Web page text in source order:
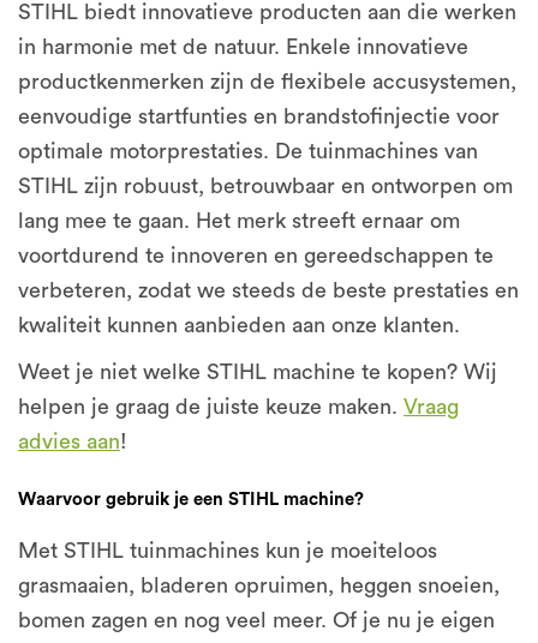
STIHL biedt innovatieve producten aan die werken
in harmonie met de natuur. Enkele innovatieve
productkenmerken zijn de flexibele accusystemen,
eenvoudige startfunties en brandstofinjectie voor
optimale motorprestaties. De tuinmachines van
STIHL zijn robuust, betrouwbaar en ontworpen om
lang mee te gaan. Het merk streeft ernaar om
voortdurend te innoveren en gereedschappen te
verbeteren, zodat we steeds de beste prestaties en
kwaliteit kunnen aanbieden aan onze klanten.
Weet je niet welke STIHL machine te kopen? Wij
helpen je graag de juiste keuze maken. Vraag
advies aan!
Waarvoor gebruik je een STIHL machine?
Met STIHL tuinmachines kun je moeiteloos
grasmaaien, bladeren opruimen, heggen snoeien,
bomen zagen en nog veel meer. Of je nu je eigen